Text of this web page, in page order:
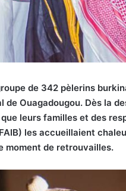
de 342 pèlerins
Ouagadougou. Dès la
leurs familles et des
les accueillaient
moment de retrouvailles.